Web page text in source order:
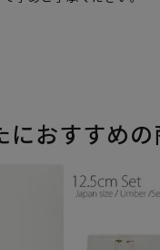
におすすめの